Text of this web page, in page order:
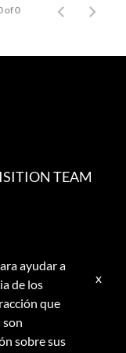
of 0
TEAM
ayudar a
de los
que
son
sobre sus
x